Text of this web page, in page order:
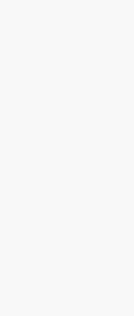
Ortschronist wünschen allen
Nach einem Beitrag von J
Jauernick-